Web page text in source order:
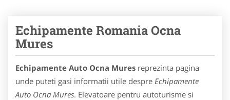
Echipamente Romania Ocna
Mures
Echipamente Auto Ocna Mures reprezinta pagina
unde puteti gasi informatii utile despre Echipamente
Auto Ocna Mures. Elevatoare pentru autoturisme si